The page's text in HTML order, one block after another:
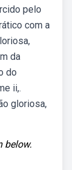
pelo
com a
da
do
ii,.
gloriosa,
below.